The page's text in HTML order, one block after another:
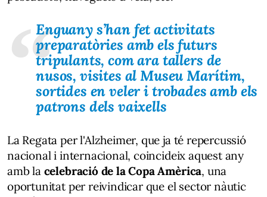
Enguany s’han fet activitats
preparatòries amb els futurs
tripulants, com ara tallers de
nusos, visites al Museu Marítim,
sortides en veler i trobades amb els
patrons dels vaixells
La Regata per l'Alzheimer, que ja té repercussió
nacional i internacional, coincideix aquest any
amb la celebració de la Copa Amèrica, una
oportunitat per reivindicar que el sector nàutic